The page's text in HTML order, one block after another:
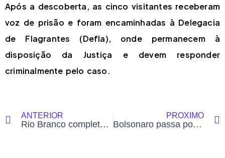
Após a descoberta, as cinco visitantes receberam
voz de prisão e foram encaminhadas à Delegacia
de Flagrantes (Defla), onde permanecem à
disposição da Justiça e devem responder
criminalmente pelo caso.
ANTERIOR
Rio Branco completa 143 anos e celebra trajetória que começou em um seringal às margens do rio Acre
PRÓXIMO
Bolsonaro passa por novo procedimento para conter crise de soluços e pode voltar ao centro cirúrgico